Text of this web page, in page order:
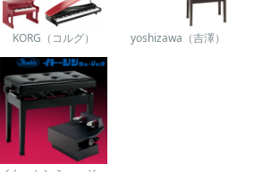
KORG（コルグ） yoshizawa（吉澤）